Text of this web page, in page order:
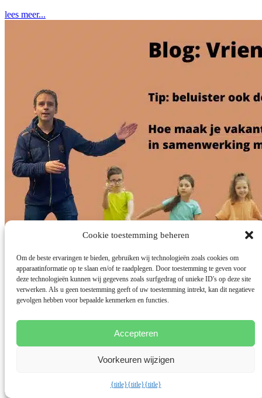
Cookie toestemming beheren
Om de beste ervaringen te bieden, gebruiken wij technologieën zoals cookies om
apparaatinformatie op te slaan en/of te raadplegen. Door toestemming te geven voor
deze technologieën kunnen wij gegevens zoals surfgedrag of unieke ID's op deze site
verwerken. Als u geen toestemming geeft of uw toestemming intrekt, kan dit negatieve
gevolgen hebben voor bepaalde kenmerken en functies.
Accepteren
Voorkeuren wijzigen
{title}{title}{title}
lees meer...
Vrienden maken. Hoe doe je dat? Blog
van kinderpsycholoog Sander Kooijman
door 22 aug 2022|Opvoeding en ouderschap